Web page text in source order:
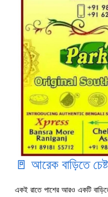
🚪 আরেক বাড়িতে
একই রাতে পাশের আরও একটি